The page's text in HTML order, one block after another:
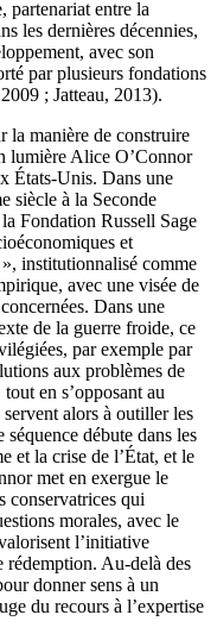
partenariat entre la
les dernières décennies,
avec son
par plusieurs fondations
; Jatteau, 2013).
la manière de construire
lumière Alice O’Connor
États-Unis. Dans une
siècle à la Seconde
Fondation Russell Sage
et
institutionnalisé comme
avec une visée de
Dans une
de la guerre froide, ce
par exemple par
aux problèmes de
en s’opposant au
alors à outiller les
débute dans les
et la crise de l’État, et le
met en exergue le
conservatrices qui
morales, avec le
l’initiative
rédemption. Au-delà des
donner sens à un
du recours à l’expertise